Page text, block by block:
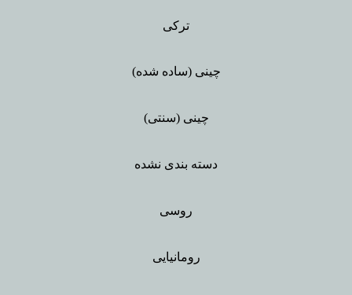
ترکی
چینی (ساده شده)
چینی (سنتی)
دسته بندی نشده
روسی
رومانیایی